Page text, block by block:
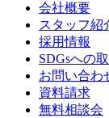
会社概要
スタッフ紹
採用情報
SDGsへの
お問い合わ
資料請求
無料相談会